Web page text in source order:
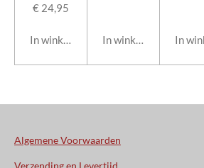
€ 24,95
In winkelwagen In winkelwagen In
Algemene Voorwaarden